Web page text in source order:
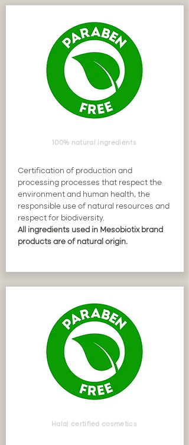
100% natural ingredients
Certification of production and
processing processes that respect the
environment and human health, the
responsible use of natural resources and
respect for biodiversity.
All ingredients used in Mesobiotix brand
products are of natural origin.
Halal certified cosmetics